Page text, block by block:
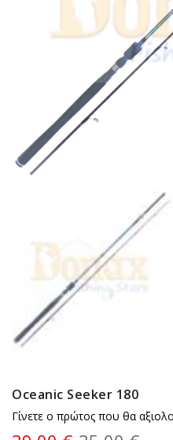
Oceanic Seeker 180
Γίνετε ο πρώτος που θα